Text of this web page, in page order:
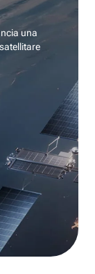
una
satellitare